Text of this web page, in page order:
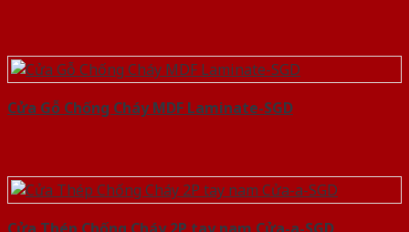
Cửa Gỗ Chống Cháy MDF Laminate-SGD